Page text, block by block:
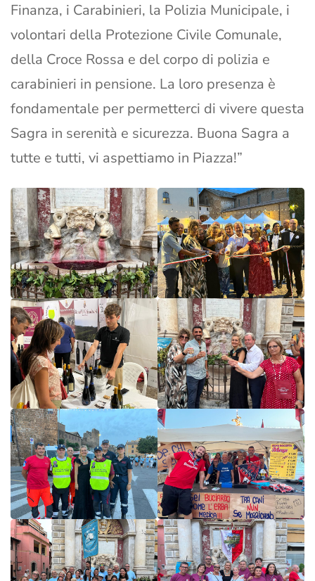
Finanza, i Carabinieri, la Polizia Municipale, i
volontari della Protezione Civile Comunale,
della Croce Rossa e del corpo di polizia e
carabinieri in pensione. La loro presenza è
fondamentale per permetterci di vivere questa
Sagra in serenità e sicurezza. Buona Sagra a
tutte e tutti, vi aspettiamo in Piazza!”